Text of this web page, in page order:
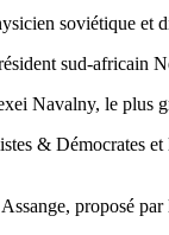
soviétique et
sud-
Navalny, le plus
& Démocrates
proposé